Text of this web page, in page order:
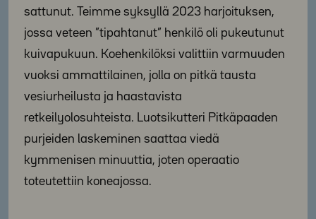
sattunut. Teimme syksyllä 2023 harjoituksen,
jossa veteen ”tipahtanut” henkilö oli pukeutunut
kuivapukuun. Koehenkilöksi valittiin varmuuden
vuoksi ammattilainen, jolla on pitkä tausta
vesiurheilusta ja haastavista
retkeilyolosuhteista. Luotsikutteri Pitkäpaaden
purjeiden laskeminen saattaa viedä
kymmenisen minuuttia, joten operaatio
toteutettiin koneajossa.